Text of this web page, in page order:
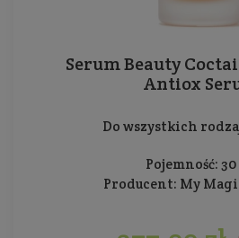
Serum Beauty
Antiox
Do wszystkich
Pojemność:
Producent: My